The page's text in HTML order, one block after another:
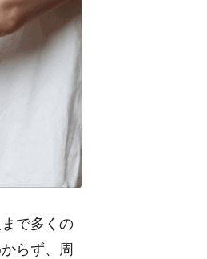
で多くの
らず、周